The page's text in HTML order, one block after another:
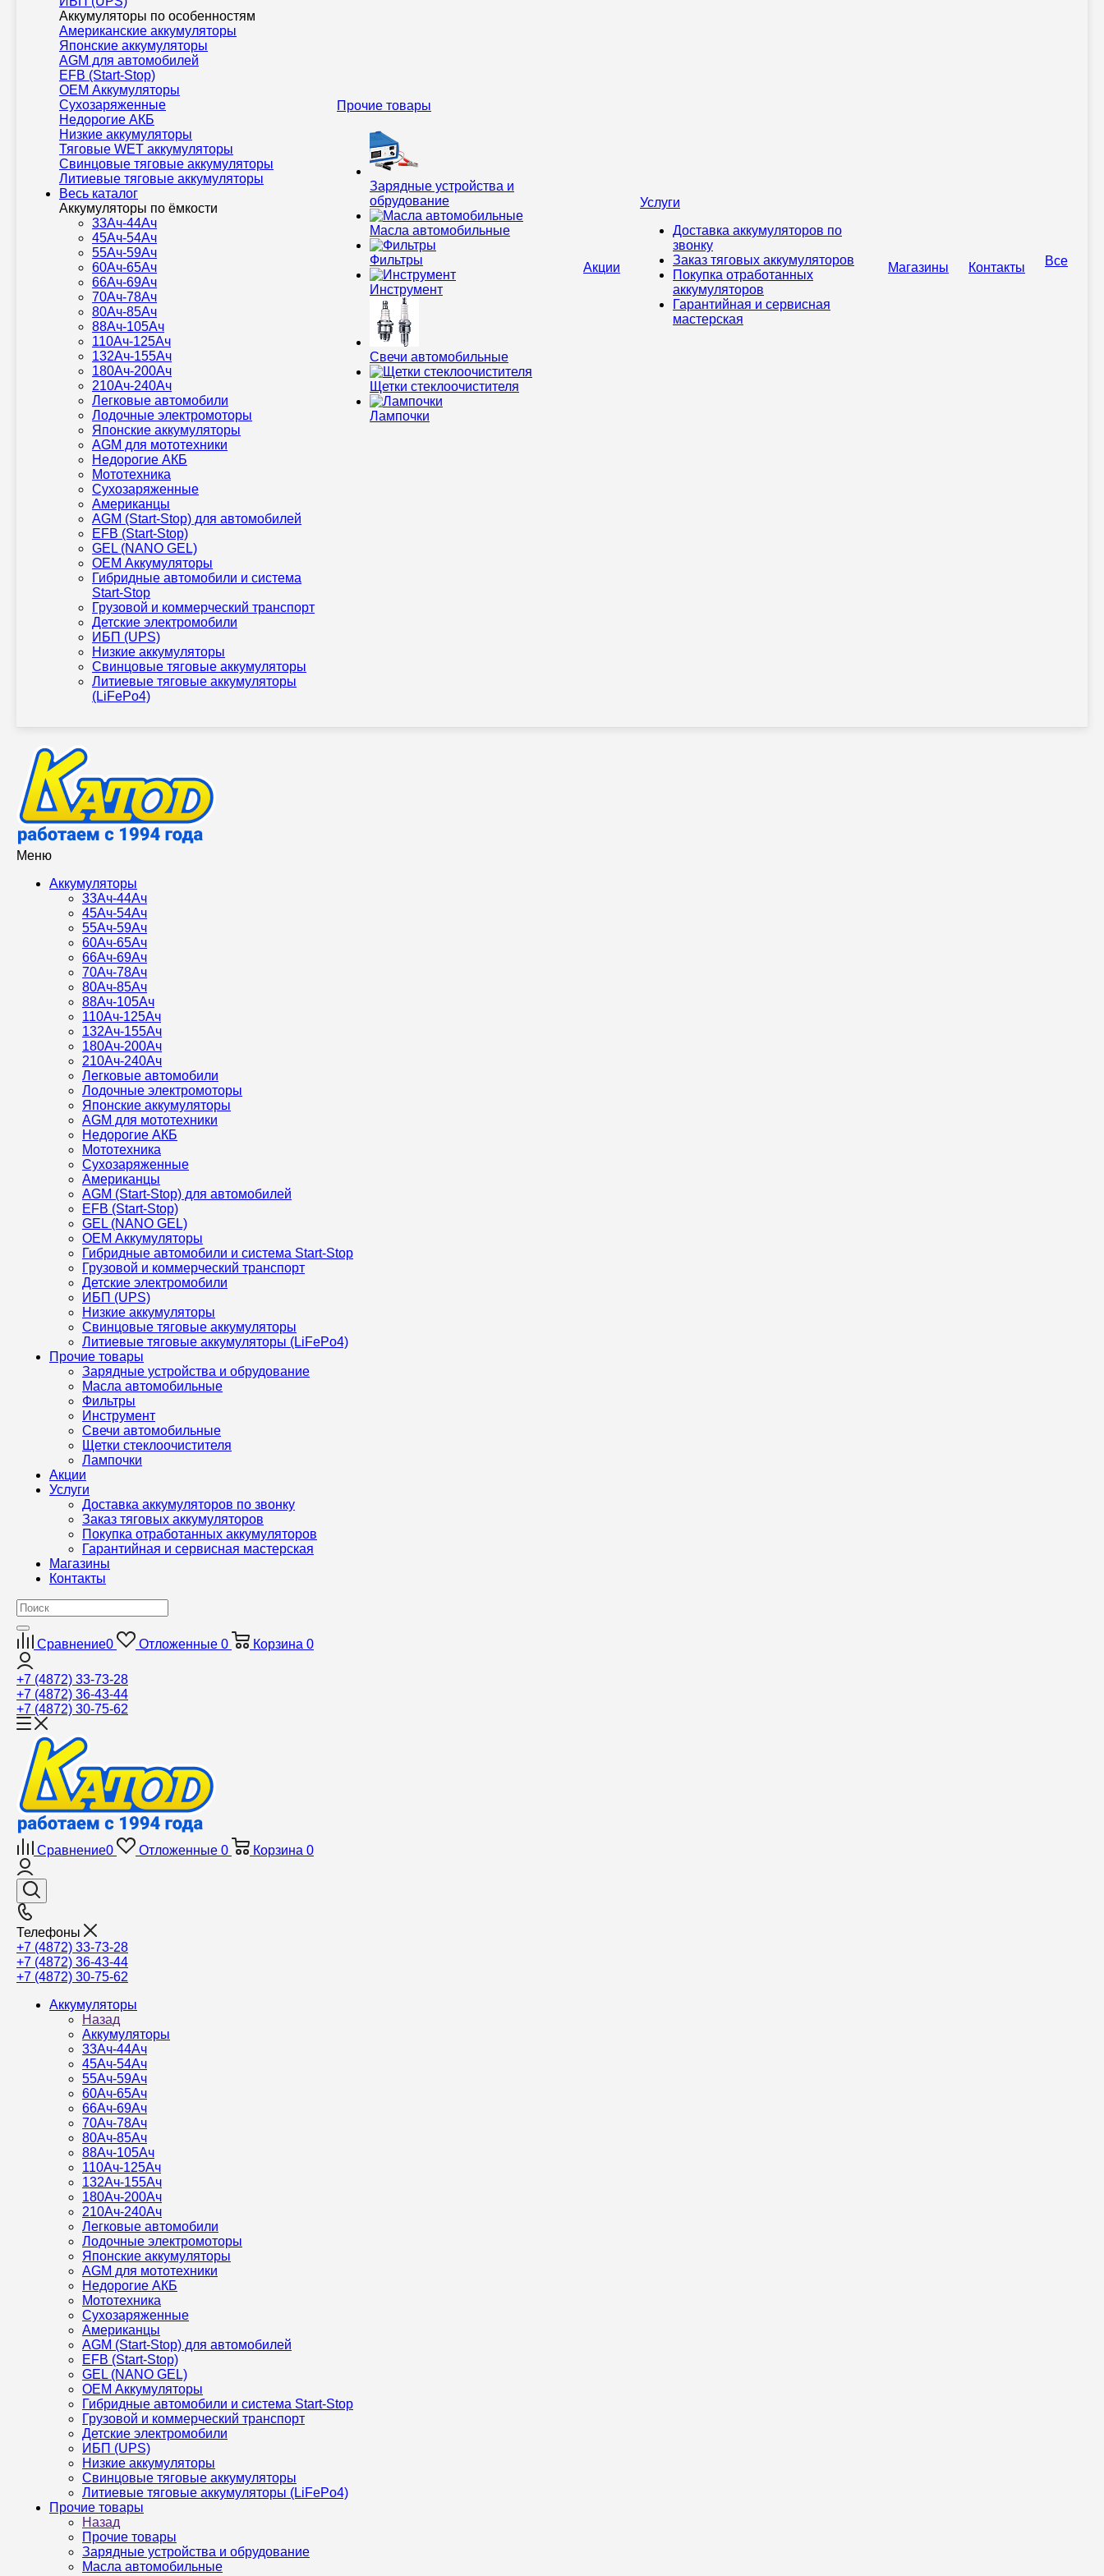
Аккумуляторы по особенностям
Американские аккумуляторы
Японские аккумуляторы
AGM для автомобилей
EFB (Start-Stop)
OEM Аккумуляторы
Сухозаряженные
Недорогие АКБ
Низкие аккумуляторы
Тяговые WET аккумуляторы
Свинцовые тяговые аккумуляторы
Литиевые тяговые аккумуляторы
Весь каталог
Аккумуляторы по ёмкости
33Ач-44Ач
45Ач-54Ач
55Ач-59Ач
60Ач-65Ач
66Ач-69Ач
70Ач-78Ач
80Ач-85Ач
88Ач-105Ач
110Ач-125Ач
132Ач-155Ач
180Ач-200Ач
210Ач-240Ач
Легковые автомобили
Лодочные электромоторы
Японские аккумуляторы
AGM для мототехники
Недорогие АКБ
Мототехника
Сухозаряженные
Американцы
AGM (Start-Stop) для автомобилей
EFB (Start-Stop)
GEL (NANO GEL)
OEM Аккумуляторы
Гибридные автомобили и система
Start-Stop
Грузовой и коммерческий транспорт
Детские электромобили
ИБП (UPS)
Низкие аккумуляторы
Свинцовые тяговые аккумуляторы
Литиевые тяговые аккумуляторы
(LiFePo4)
Прочие товары
Зарядные устройства и
обрудование
Масла автомобильные
Фильтры
Инструмент
Свечи автомобильные
Щетки стеклоочистителя
Лампочки
Акции
Услуги
Доставка аккумуляторов по
звонку
Заказ тяговых аккумуляторов
Покупка отработанных
аккумуляторов
Гарантийная и сервисная
мастерская
Магазины Контакты Все
Меню
Аккумуляторы
33Ач-44Ач
45Ач-54Ач
55Ач-59Ач
60Ач-65Ач
66Ач-69Ач
70Ач-78Ач
80Ач-85Ач
88Ач-105Ач
110Ач-125Ач
132Ач-155Ач
180Ач-200Ач
210Ач-240Ач
Легковые автомобили
Лодочные электромоторы
Японские аккумуляторы
AGM для мототехники
Недорогие АКБ
Мототехника
Сухозаряженные
Американцы
AGM (Start-Stop) для автомобилей
EFB (Start-Stop)
GEL (NANO GEL)
OEM Аккумуляторы
Гибридные автомобили и система Start-Stop
Грузовой и коммерческий транспорт
Детские электромобили
ИБП (UPS)
Низкие аккумуляторы
Свинцовые тяговые аккумуляторы
Литиевые тяговые аккумуляторы (LiFePo4)
Прочие товары
Зарядные устройства и обрудование
Масла автомобильные
Фильтры
Инструмент
Свечи автомобильные
Щетки стеклоочистителя
Лампочки
Акции
Услуги
Доставка аккумуляторов по звонку
Заказ тяговых аккумуляторов
Покупка отработанных аккумуляторов
Гарантийная и сервисная мастерская
Магазины
Контакты
Сравнение0 Отложенные 0 Корзина 0
+7 (4872) 33-73-28
+7 (4872) 36-43-44
+7 (4872) 30-75-62
Сравнение0 Отложенные 0 Корзина 0
Телефоны
+7 (4872) 33-73-28
+7 (4872) 36-43-44
+7 (4872) 30-75-62
Аккумуляторы
Назад
Аккумуляторы
33Ач-44Ач
45Ач-54Ач
55Ач-59Ач
60Ач-65Ач
66Ач-69Ач
70Ач-78Ач
80Ач-85Ач
88Ач-105Ач
110Ач-125Ач
132Ач-155Ач
180Ач-200Ач
210Ач-240Ач
Легковые автомобили
Лодочные электромоторы
Японские аккумуляторы
AGM для мототехники
Недорогие АКБ
Мототехника
Сухозаряженные
Американцы
AGM (Start-Stop) для автомобилей
EFB (Start-Stop)
GEL (NANO GEL)
OEM Аккумуляторы
Гибридные автомобили и система Start-Stop
Грузовой и коммерческий транспорт
Детские электромобили
ИБП (UPS)
Низкие аккумуляторы
Свинцовые тяговые аккумуляторы
Литиевые тяговые аккумуляторы (LiFePo4)
Прочие товары
Назад
Прочие товары
Зарядные устройства и обрудование
Масла автомобильные